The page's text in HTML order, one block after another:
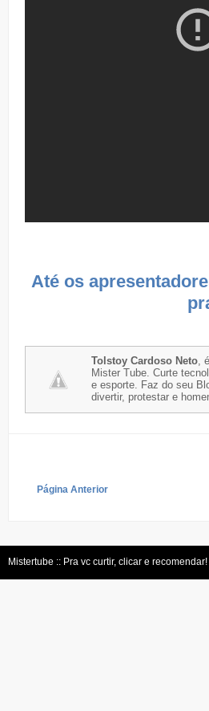
Até os
Tolstoy Cardoso Neto,
Mister Tube. Curte
e esporte. Faz do seu
divertir, protestar e
Página Anterior
Mistertube :: Pra vc curtir, clicar e recomendar!